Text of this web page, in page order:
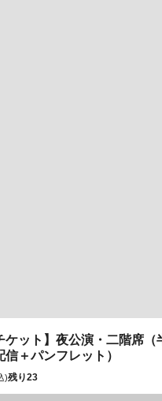
ケット】夜公演・二階席（
＋パンフレット）
)残り23